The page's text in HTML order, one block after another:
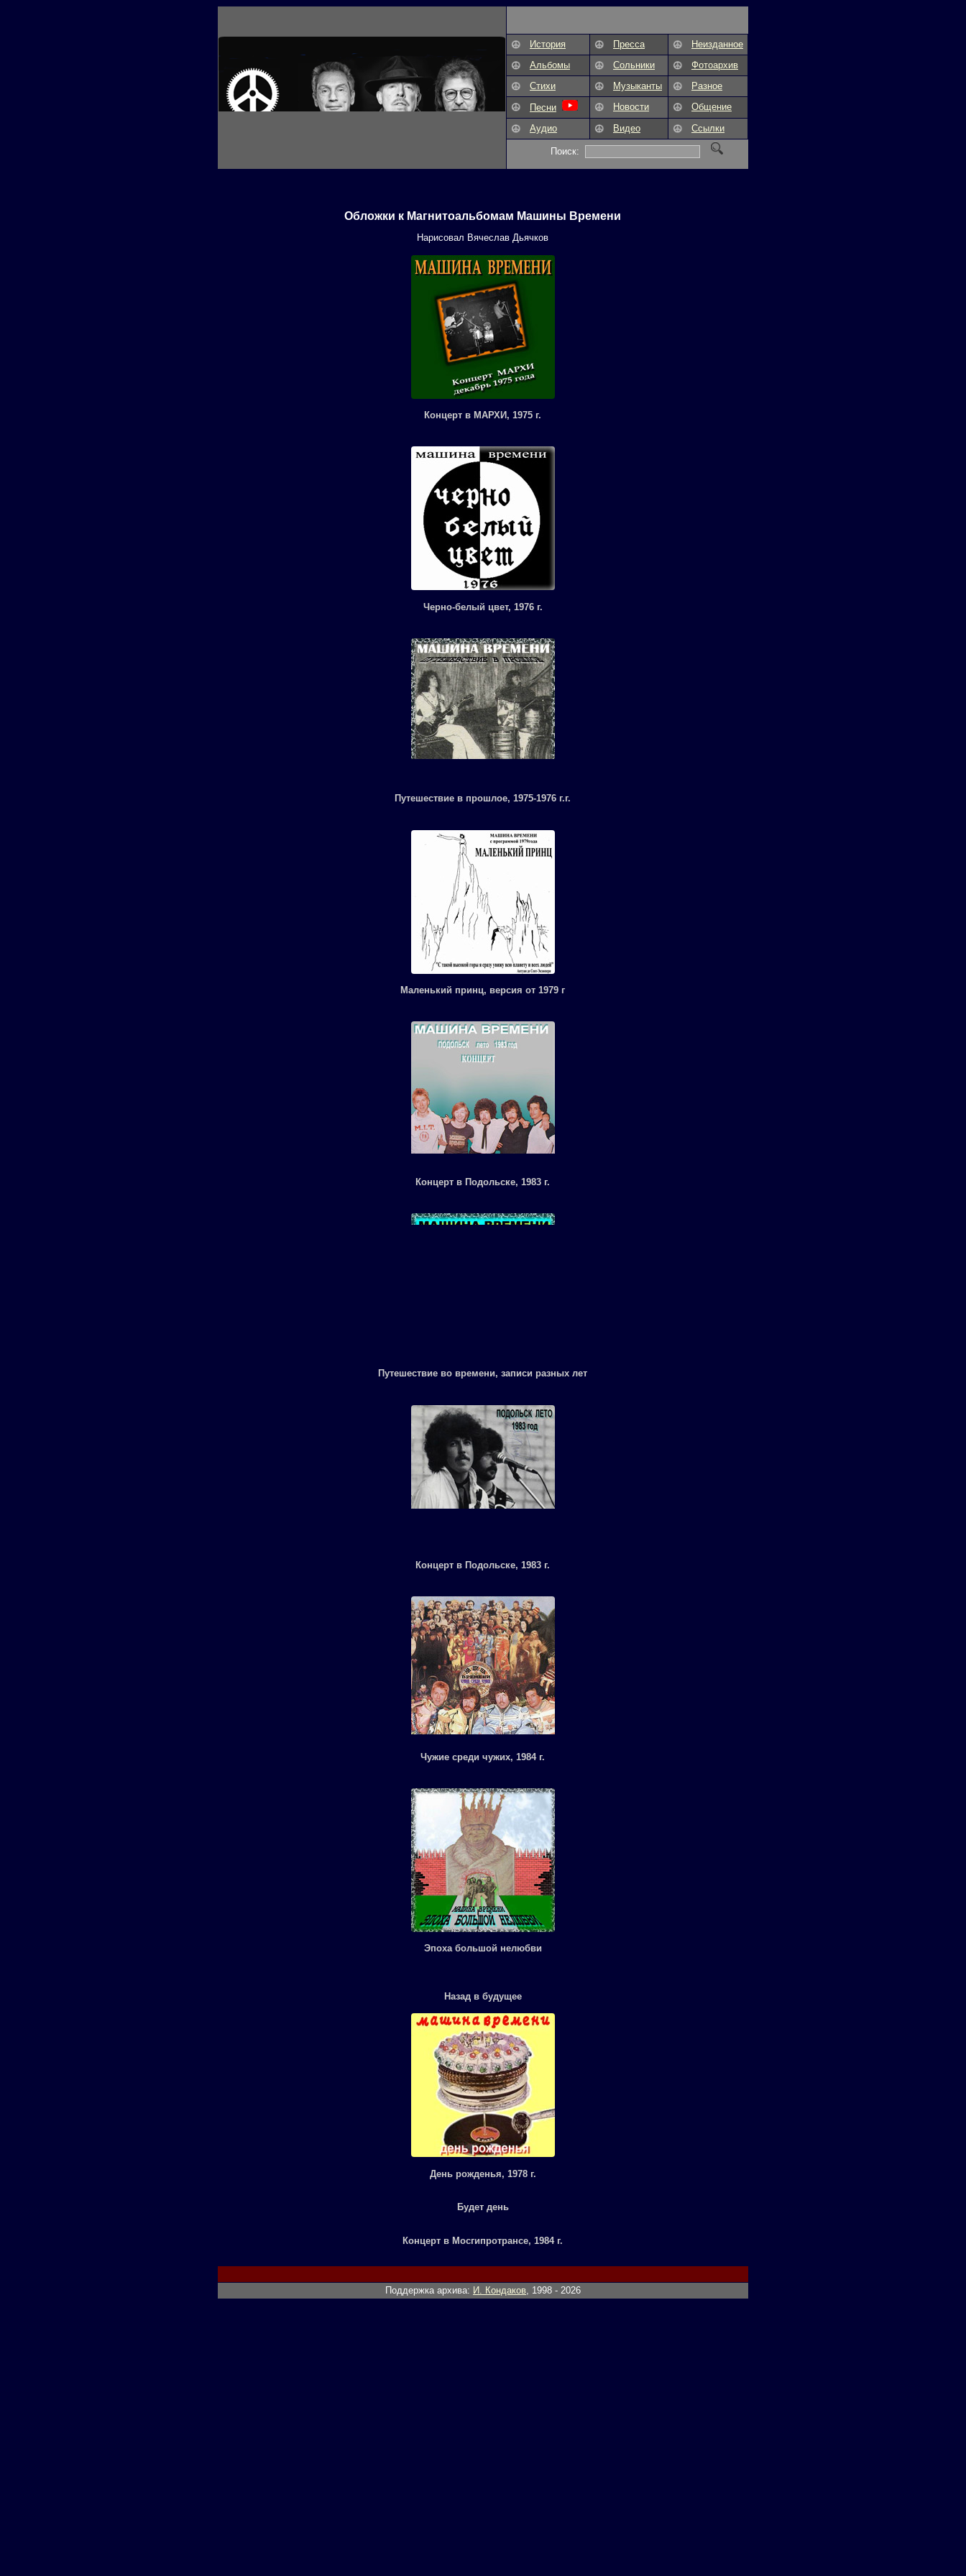
История Пресса
Неизданное
Альбомы
Сольники
Фотоархив
Стихи
Музыканты Разное
Песни Новости
Общение
Аудио
Видео Ссылки
Поиск:
Обложки к Магнитоальбомам Машины Времени
Нарисовал Вячеслав Дьячков
Концерт в МАРХИ, 1975 г.
Черно-белый цвет, 1976 г.
Путешествие в прошлое, 1975-1976 г.г.
Маленький принц, версия от 1979 г
Концерт в Подольске, 1983 г.
Путешествие во времени, записи разных лет
Концерт в Подольске, 1983 г.
Чужие среди чужих, 1984 г.
Эпоха большой нелюбви
Назад в будущее
День рожденья, 1978 г.
Будет день
Концерт в Мосгипротрансе, 1984 г.
Поддержка архива: И. Кондаков, 1998 - 2026